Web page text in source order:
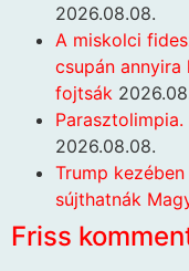
2026.08.08.
A miskolci
csupán annyira
fojtsák
2026.08.08.
Trump
sújthatnák
Friss